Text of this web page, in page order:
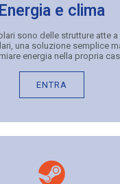
Energia e clima
sono delle strutture atte
una soluzione semplice
energia nella propria
ENTRA